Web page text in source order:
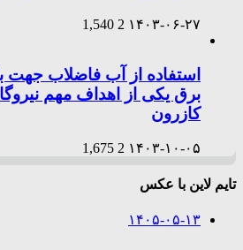
۱۴۰۳-۰۶-۲۷ 2
1,540
استفاده از آب فاضلاب جهت
برق یکی از اهداف مهم
کازرون
۱۴۰۳-۱۰-۰۵ 2
1,675
تایم لاین با عکس
۱۴۰۵-۰۵-۱۳